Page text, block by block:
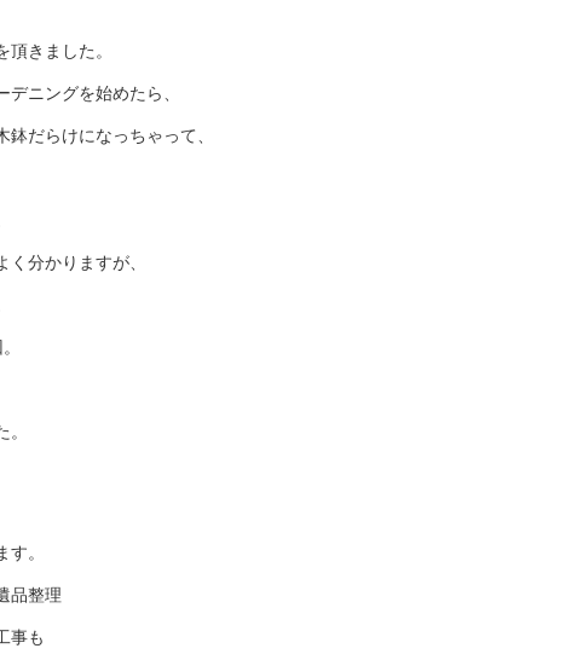
きました。
ニングを始めたら、
だらけになっちゃって、
分かりますが、
。
品整理
事も